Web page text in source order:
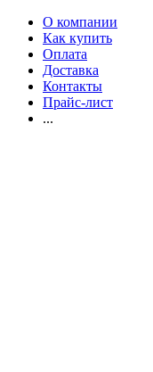
О компании
Как купить
Оплата
Доставка
Контакты
Прайс-лист
...